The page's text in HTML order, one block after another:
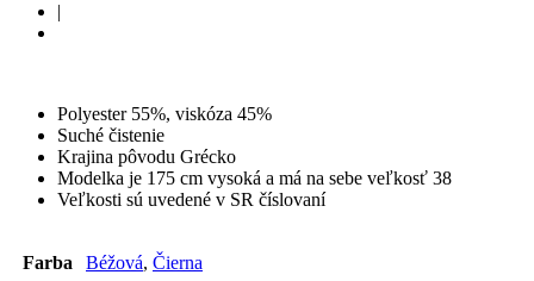
|
Polyester 55%, viskóza 45%
Suché čistenie
Krajina pôvodu Grécko
Modelka je 175 cm vysoká a má na sebe veľkosť 38
Veľkosti sú uvedené v SR číslovaní
Farba Béžová, Čierna